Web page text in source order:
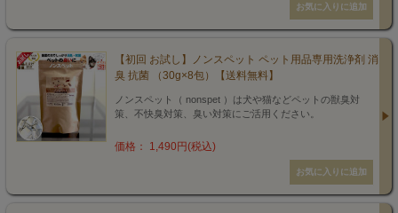
【初回 お試し】ノンスペット ペット用品専用洗浄剤 消
臭 抗菌 （30g×8包）【送料無料】
ノンスペット（ nonspet ）は犬や猫などペットの獣臭対
策、不快臭対策、臭い対策にご活用ください。
価格： 1,490円(税込)